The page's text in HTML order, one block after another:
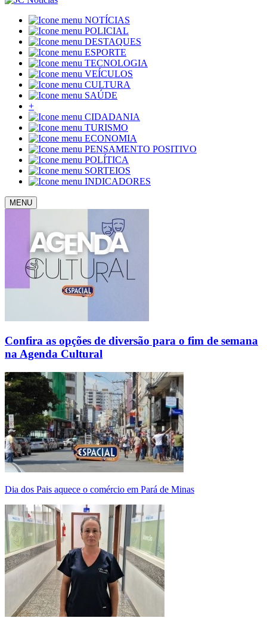
NOTÍCIAS
POLICIAL
DESTAQUES
ESPORTE
TECNOLOGIA
VEÍCULOS
CULTURA
SAÚDE
+
CIDADANIA
TURISMO
ECONOMIA
PENSAMENTO POSITIVO
POLÍTICA
SORTEIOS
INDICADORES
MENU
Confira as opções de diversão para o fim de semana
na Agenda Cultural
Dia dos Pais aquece o comércio em Pará de Minas